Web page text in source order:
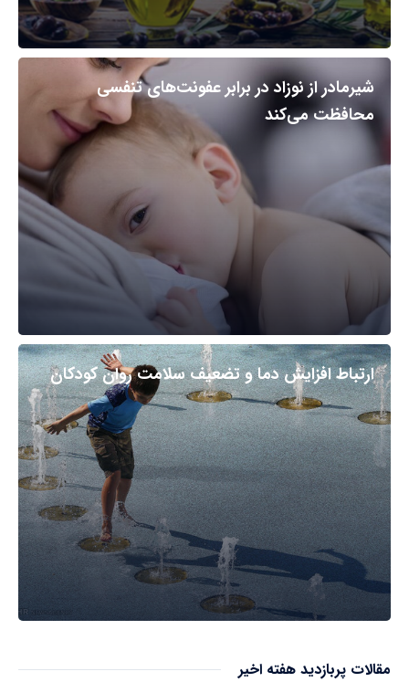
شیرمادر از نوزاد در برابر عفونت‌های تنفسی
محافظت می‌کند
ارتباط افزایش دما و تضعیف سلامت روان کودکان
مقالات پربازدید هفته اخیر